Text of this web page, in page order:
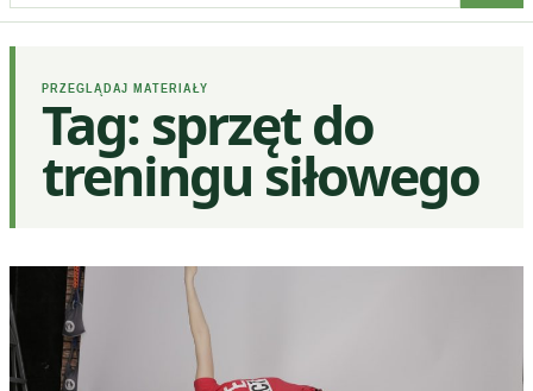
PRZEGLĄDAJ MATERIAŁY
Tag:sprzęt do
treningu siłowego